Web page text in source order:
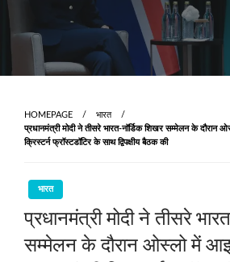
HOMEPAGE
भारत
प्रधानमंत्री मोदी ने तीसरे भारत-नॉर्डिक शिखर सम्मेलन के दौरान
क्रिस्टर्न फ्रॉस्टडॉटिर के साथ द्विपक्षीय बैठक की
भारत
प्रधानमंत्री मोदी ने तीसरे
सम्मेलन के दौरान ओस्लो में